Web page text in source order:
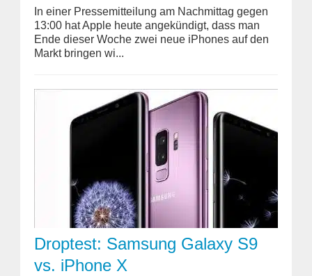
In einer Pressemitteilung am Nachmittag gegen
13:00 hat Apple heute angekündigt, dass man
Ende dieser Woche zwei neue iPhones auf den
Markt bringen wi...
Droptest: Samsung Galaxy S9
vs. iPhone X